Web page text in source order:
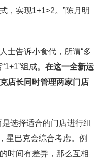
，实现1+1>2。”陈月明
士告诉小食代，所谓“多
组成。 在这一全新运
店长同时管理两家门店
选择适合的门店进行组
星巴克会综合考虑。例
时间有差异，那么互相